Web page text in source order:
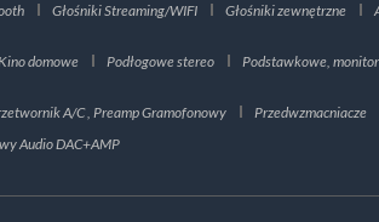
Głośniki Streaming/WIFI Głośniki zewnętrzne
domowe Podłogowe stereo Podstawkowe,
A/C , Preamp Gramofonowy Przedwzmacniacze
Audio DAC+AMP